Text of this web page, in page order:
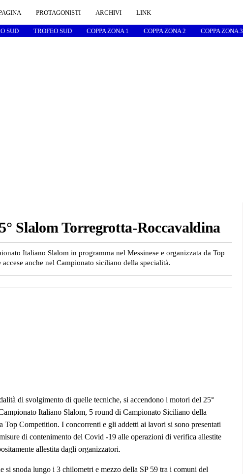
PROTAGONISTI ARCHIVI LINK
SUD TROFEO SUD COPPA ZONA 1 COPPA ZONA 2 COPPA ZONA 3
Slalom Torregrotta-Roccavaldina
Italiano Slalom in programma nel Messinese e organizzata da Top
anche nel Campionato siciliano della specialità.
di svolgimento di quelle tecniche, si accendono i motori del 25°
Italiano Slalom, 5 round di Campionato Siciliano della
Top Competition. I concorrenti e gli addetti ai lavori si sono presentati
di contenimento del Covid -19 alle operazioni di verifica allestite
allestita dagli organizzatori.
si snoda lungo i 3 chilometri e mezzo della SP 59 tra i comuni del